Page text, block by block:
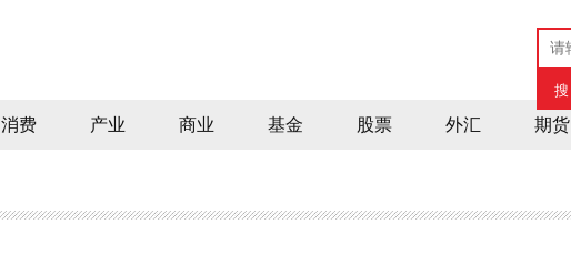
消费 产业 商业 基金 股票 外汇 期货